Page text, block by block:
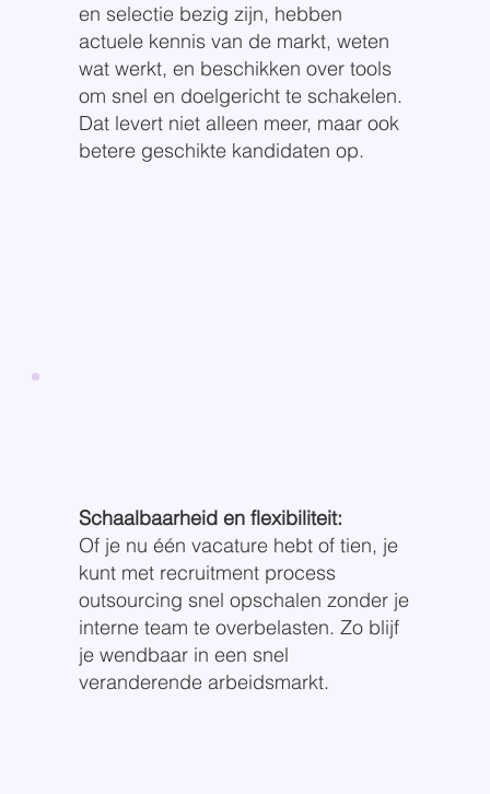
en selectie bezig zijn, hebben
actuele kennis van de markt, weten
wat werkt, en beschikken over tools
om snel en doelgericht te schakelen.
Dat levert niet alleen meer, maar ook
betere geschikte kandidaten op.
Schaalbaarheid en flexibiliteit:
Of je nu één vacature hebt of tien, je
kunt met recruitment process
outsourcing snel opschalen zonder je
interne team te overbelasten. Zo blijf
je wendbaar in een snel
veranderende arbeidsmarkt.